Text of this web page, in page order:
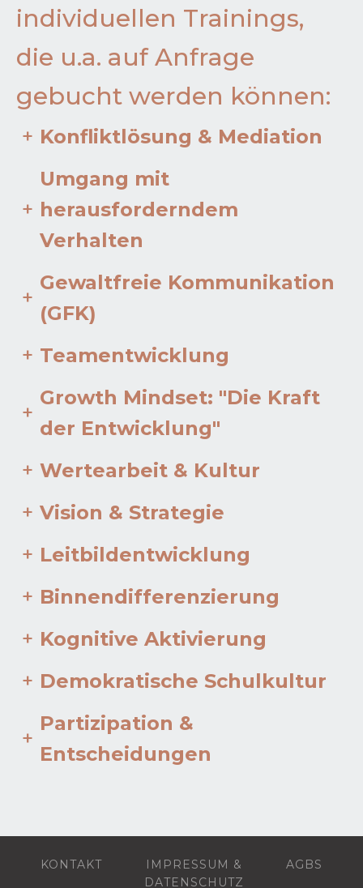
individuellen Trainings,
die u.a. auf Anfrage
gebucht werden können:
+ Konfliktlösung & Mediation
+
Umgang mit
herausforderndem
Verhalten
+
Gewaltfreie Kommunikation
(GFK)
+ Teamentwicklung
+
Growth Mindset: "Die Kraft
der Entwicklung"
+ Wertearbeit & Kultur
+ Vision & Strategie
+ Leitbildentwicklung
+ Binnendifferenzierung
+ Kognitive Aktivierung
+ Demokratische Schulkultur
+
Partizipation &
Entscheidungen
KONTAKT
IMPRESSUM &
DATENSCHUTZ
AGBS